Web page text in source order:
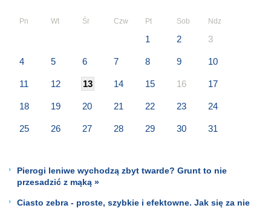
Pn Wt Śr Czw Pt Sob Ndz
1 2 3
4 5 6 7 8 9 10
11 12 13 14 15 16 17
18 19 20 21 22 23 24
25 26 27 28 29 30 31
Pierogi leniwe wychodzą zbyt twarde? Grunt to nie
przesadzić z mąką »
Ciasto zebra - proste, szybkie i efektowne. Jak się za nie